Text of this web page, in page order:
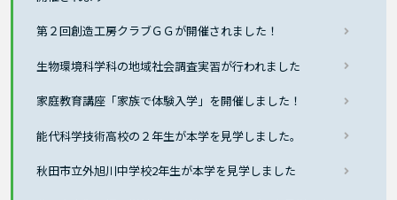
第２回創造工房クラブＧＧが開催されました！
生物環境科学科の地域社会調査実習が行われました
家庭教育講座「家族で体験入学」を開催しました！
能代科学技術高校の２年生が本学を見学しました。
秋田市立外旭川中学校2年生が本学を見学しました